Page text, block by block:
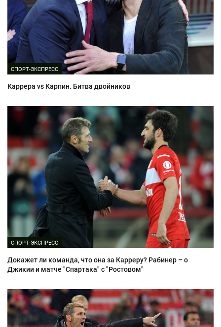
СПОРТ-ЭКСПРЕСС
Каррера vs Карпин. Битва двойников
СПОРТ-ЭКСПРЕСС
Докажет ли команда, что она за Карреру? Рабинер – о
Джикии и матче "Спартака" с "Ростовом"